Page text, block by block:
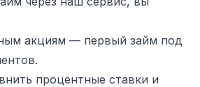
акциям — первый займ под
процентные ставки и